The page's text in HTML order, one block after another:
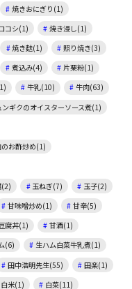
焼きおにぎり(1)
コシ(1)
焼き浸し(1)
焼き麩(1)
照り焼き(3)
煮込み(4)
片栗粉(1)
牛乳(10)
牛肉(63)
ギクのオイスターソース煮(1)
お酢炒め(1)
(2) 玉ねぎ(7)
玉子(2)
甘味噌炒め(1)
甘辛(5)
腐丼(1)
甘酒(1)
(6)
生ハム白菜牛乳煮(1)
田中浩明先生(55)
田楽(1)
白米(1)
白菜(11)